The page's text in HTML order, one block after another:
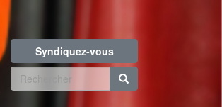
Syndiquez-vous
Formulaire